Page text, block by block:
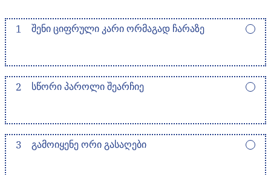
1 ᲨᲔᲜᲘ ᲪᲘᲤᲠᲣᲚᲘ ᲙᲐᲠᲘ ᲝᲠᲛᲐᲒᲐᲓ ᲩᲐᲠᲐᲖᲔ
2 ᲡᲬᲝᲠᲘ ᲞᲐᲠᲝᲚᲘ ᲨᲔᲐᲠᲩᲘᲔ
3 ᲒᲐᲛᲝᲘᲧᲔᲜᲔ ᲝᲠᲘ ᲒᲐᲡᲐᲦᲔᲑᲘ